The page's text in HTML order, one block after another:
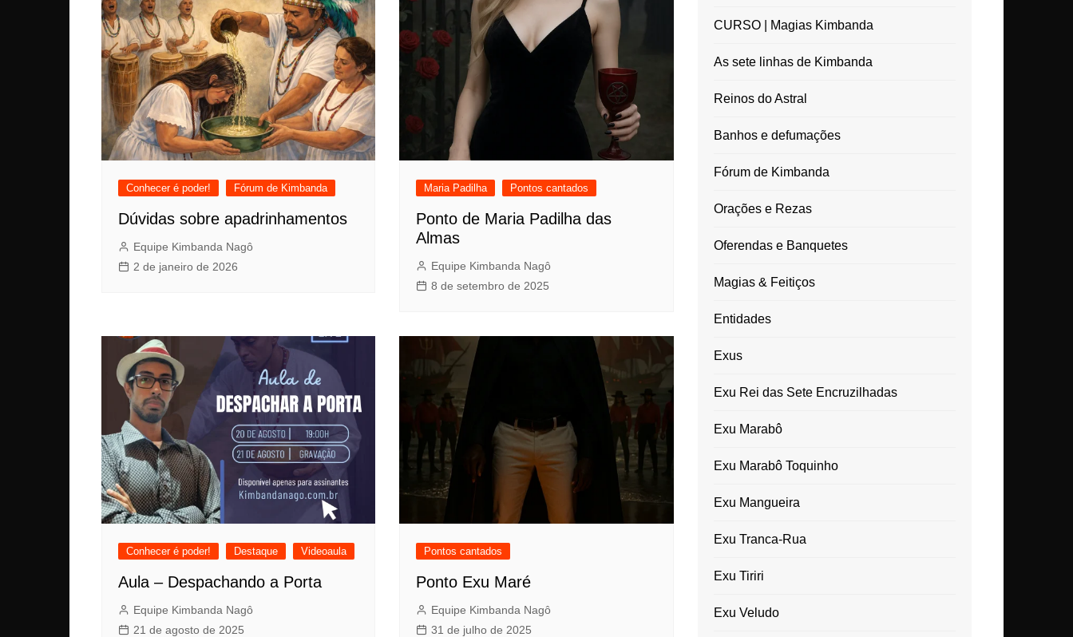
Conhecer é poder! Fórum de Kimbanda
Dúvidas sobre apadrinhamentos
Equipe Kimbanda Nagô
2 de janeiro de 2026
Maria Padilha Pontos cantados
Ponto de Maria Padilha das
Almas
Equipe Kimbanda Nagô
8 de setembro de 2025
Conhecer é poder! Destaque Videoaula
Aula – Despachando a Porta
Equipe Kimbanda Nagô
21 de agosto de 2025
Pontos cantados
Ponto Exu Maré
Equipe Kimbanda Nagô
31 de julho de 2025
CURSO | Magias Kimbanda
As sete linhas de Kimbanda
Reinos do Astral
Banhos e defumações
Fórum de Kimbanda
Orações e Rezas
Oferendas e Banquetes
Magias & Feitiços
Entidades
Exus
Exu Rei das Sete Encruzilhadas
Exu Marabô
Exu Marabô Toquinho
Exu Mangueira
Exu Tranca-Rua
Exu Tiriri
Exu Veludo